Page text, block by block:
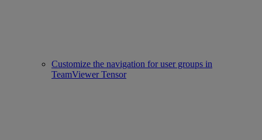
Customize the navigation for user groups in
TeamViewer Tensor